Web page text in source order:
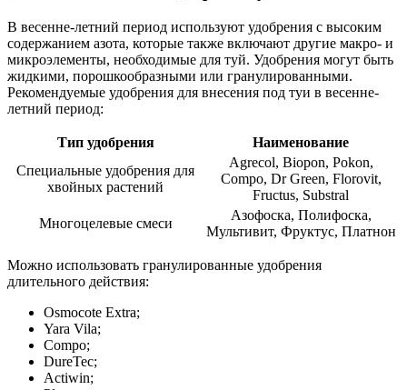
В весенне-летний период используют удобрения с высоким
содержанием азота, которые также включают другие макро- и
микроэлементы, необходимые для туй. Удобрения могут быть
жидкими, порошкообразными или гранулированными.
Рекомендуемые удобрения для внесения под туи в весенне-
летний период:
Тип удобрения
Наименование
Специальные удобрения для
хвойных растений
Agrecol, Biopon, Pokon,
Compo, Dr Green, Florovit,
Fructus, Substral
Многоцелевые смеси
Азофоска, Полифоска,
Мультивит, Фруктус, Платнон
Можно использовать гранулированные удобрения
длительного действия:
Osmocote Extra;
Yara Vila;
Compo;
DureTec;
Actiwin;